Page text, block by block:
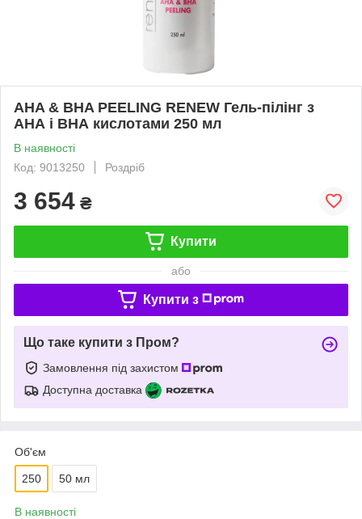
AHA & BHA PEELING RENEW Гель-пілінг з
АНА і ВНА кислотами 250 мл
В наявності
Код: 9013250
Роздріб
3 654 ₴
Купити
або
Купити з
Що таке купити з Пром?
Замовлення під захистом
Доступна доставка
Об'єм
250 50 мл
В наявності